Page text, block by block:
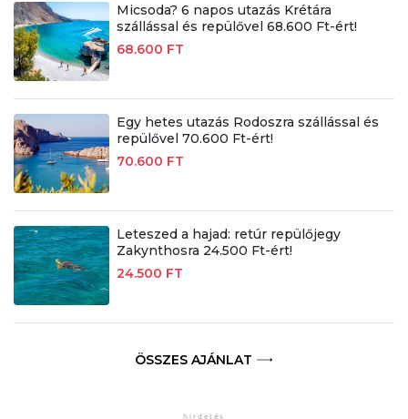
Micsoda? 6 napos utazás Krétára
szállással és repülővel 68.600 Ft-ért!
68.600 FT
Egy hetes utazás Rodoszra szállással és
repülővel 70.600 Ft-ért!
70.600 FT
Leteszed a hajad: retúr repülőjegy
Zakynthosra 24.500 Ft-ért!
24.500 FT
ÖSSZES AJÁNLAT